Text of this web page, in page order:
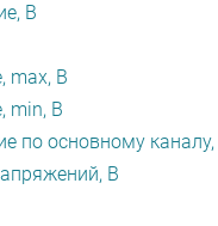
В
max, В
min, В
по основному каналу,
В